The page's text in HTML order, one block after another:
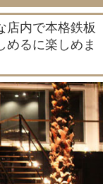
店内で本格鉄板
めるに楽しめま